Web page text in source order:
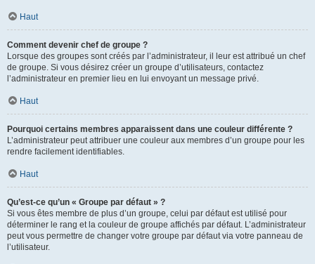
Haut
Comment devenir chef de groupe ?
Lorsque des groupes sont créés par l’administrateur, il leur est attribué un chef
de groupe. Si vous désirez créer un groupe d’utilisateurs, contactez
l’administrateur en premier lieu en lui envoyant un message privé.
Haut
Pourquoi certains membres apparaissent dans une couleur différente ?
L’administrateur peut attribuer une couleur aux membres d’un groupe pour les
rendre facilement identifiables.
Haut
Qu’est-ce qu’un « Groupe par défaut » ?
Si vous êtes membre de plus d’un groupe, celui par défaut est utilisé pour
déterminer le rang et la couleur de groupe affichés par défaut. L’administrateur
peut vous permettre de changer votre groupe par défaut via votre panneau de
l’utilisateur.